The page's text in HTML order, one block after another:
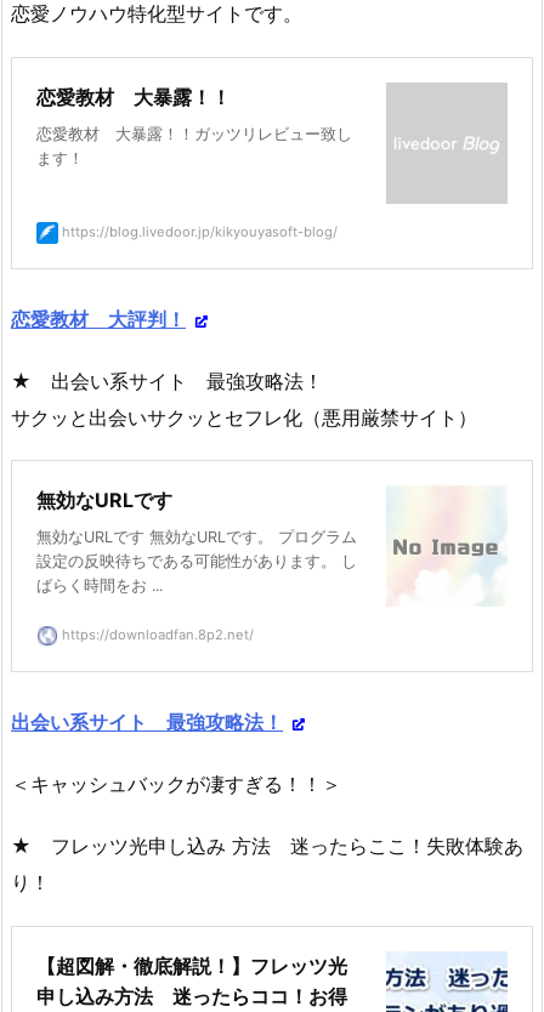
恋愛ノウハウ特化型サイトです。
恋愛教材 大暴露！！
恋愛教材 大暴露！！ガッツリレビュー致し
ます！
https://blog.livedoor.jp/kikyouyasoft-blog/
恋愛教材 大評判！
★ 出会い系サイト 最強攻略法！
サクッと出会いサクッとセフレ化（悪用厳禁サイト）
無効なURLです
無効なURLです 無効なURLです。 プログラム
設定の反映待ちである可能性があります。 し
ばらく時間をお ...
https://downloadfan.8p2.net/
出会い系サイト 最強攻略法！
＜キャッシュバックが凄すぎる！！＞
★ フレッツ光申し込み 方法 迷ったらここ！失敗体験あ
り！
【超図解・徹底解説！】フレッツ光
申し込み方法 迷ったらココ！お得